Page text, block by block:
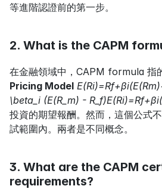
等進階認證前的第一步。
2. What is the CAPM
在金融領域中，CAPM formula 指
Pricing Model
\beta_i (E(R_m) -
投資的期望報酬。然而，這個公式
試範圍內。兩者是不同概念。
3. What are the CAPM
requirements?